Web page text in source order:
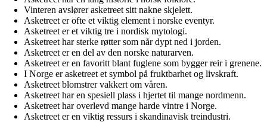
Vinteren avslører asketreet sitt nakne skjelett.
Asketreet er ofte et viktig element i norske eventyr.
Asketreet er et viktig tre i nordisk mytologi.
Asketreet har sterke røtter som når dypt ned i jorden.
Asketreet er en del av den norske naturarven.
Asketreet er en favoritt blant fuglene som bygger reir i grenene.
I Norge er asketreet et symbol på fruktbarhet og livskraft.
Asketreet blomstrer vakkert om våren.
Asketreet har en spesiell plass i hjertet til mange nordmenn.
Asketreet har overlevd mange harde vintre i Norge.
Asketreet er en viktig ressurs i skandinavisk treindustri.